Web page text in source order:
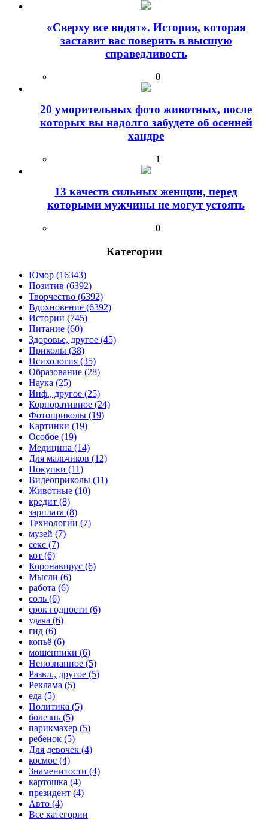
«Сверху все видят». История, которая
заставит вас поверить в высшую
справедливость
0
20 уморительных фото животных, после
которых вы надолго забудете об осенней
хандре
1
13 качеств сильных женщин, перед
которыми мужчины не могут устоять
0
Категории
Юмор (16343)
Позитив (6392)
Творчество (6392)
Вдохновение (6392)
Истории (745)
Питание (60)
Здоровье, другое (45)
Приколы (38)
Психология (35)
Образование (28)
Наука (25)
Инф., другое (25)
Корпоративное (24)
Фотоприколы (19)
Картинки (19)
Особое (19)
Медицина (14)
Для мальчиков (12)
Покупки (11)
Видеоприколы (11)
Животные (10)
кредит (8)
зарплата (8)
Технологии (7)
музей (7)
секс (7)
кот (6)
Коронавирус (6)
Мысли (6)
работа (6)
соль (6)
срок годности (6)
удача (6)
гид (6)
копьё (6)
мошенники (6)
Непознанное (5)
Развл., другое (5)
Реклама (5)
еда (5)
Политика (5)
болезнь (5)
парикмахер (5)
ребенок (5)
Для девочек (4)
космос (4)
Знаменитости (4)
картошка (4)
президент (4)
Авто (4)
Все категории